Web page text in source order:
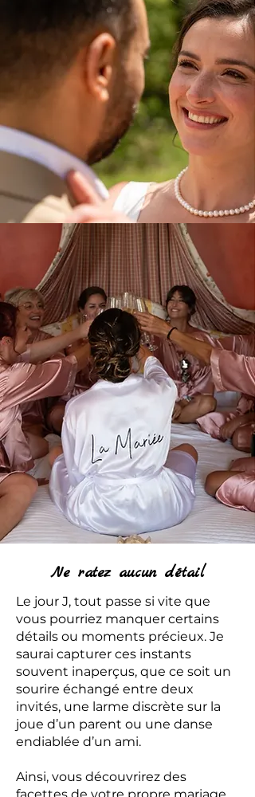
Ne ratez aucun détail
Le jour J, tout passe si vite que
vous pourriez manquer certains
détails ou moments précieux. Je
saurai capturer ces instants
souvent inaperçus, que ce soit un
sourire échangé entre deux
invités, une larme discrète sur la
joue d’un parent ou une danse
endiablée d’un ami.
Ainsi, vous découvrirez des